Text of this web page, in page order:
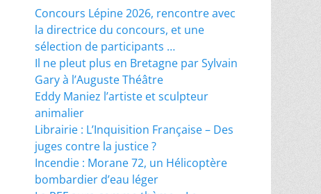
Concours Lépine 2026, rencontre avec
la directrice du concours, et une
sélection de participants …
Il ne pleut plus en Bretagne par Sylvain
Gary à l’Auguste Théâtre
Eddy Maniez l’artiste et sculpteur
animalier
Librairie : L’Inquisition Française – Des
juges contre la justice ?
Incendie : Morane 72, un Hélicoptère
bombardier d’eau léger